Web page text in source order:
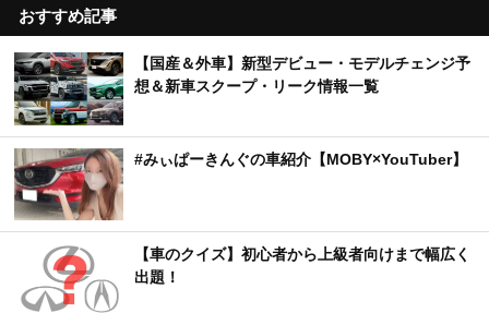
おすすめ記事
【国産＆外車】新型デビュー・モデルチェンジ予
想＆新車スクープ・リーク情報一覧
#みぃぱーきんぐの車紹介【MOBY×YouTuber】
【車のクイズ】初心者から上級者向けまで幅広く
出題！